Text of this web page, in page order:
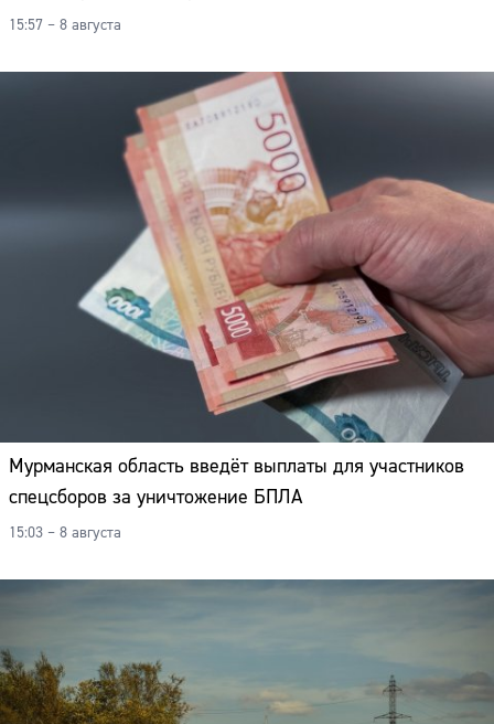
15:57 – 8 августа
Мурманская область введёт выплаты для участников
спецсборов за уничтожение БПЛА
15:03 – 8 августа